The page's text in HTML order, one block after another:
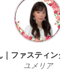
｜ファスティン
ユメリア